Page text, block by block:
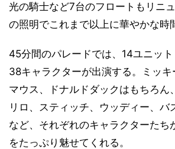
光の騎士など7台のフロートもリニ
の照明でこれまで以上に華やかな時
45分間のパレードでは、14ユニット
38キャラクターが出演する。ミッ
マウス、ドナルドダックはもちろん
リロ、スティッチ、ウッディー、バ
など、それぞれのキャラクターたち
をたっぷり魅せてくれる。